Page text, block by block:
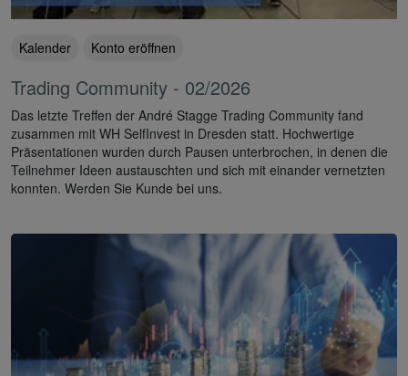
Kalender Konto eröffnen
Trading Community - 02/2026
Das letzte Treffen der André Stagge Trading Community fand
zusammen mit WH SelfInvest in Dresden statt. Hochwertige
Präsentationen wurden durch Pausen unterbrochen, in denen die
Teilnehmer Ideen austauschten und sich mit einander vernetzten
konnten. Werden Sie Kunde bei uns.